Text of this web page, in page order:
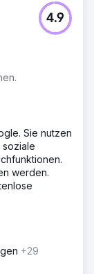
4.9
Sie nutzen
soziale
werden.
+29